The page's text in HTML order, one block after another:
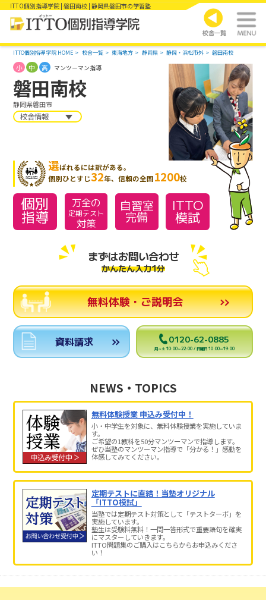
ITTO個別指導学院 | 磐田南校 | 静岡県磐田市の学習塾
ITTO個別指導学院 HOME 校舎一覧 東海地方 静岡県 静岡・浜松市外 磐田南校
磐田南校
静岡県磐田市
小 中 高 マンツーマン指導
校舎情報
選ばれるには訳がある。
個別ひとすじ32年、信頼の全国1200校
個別
指導
万全の
定期テスト
対策
自習室
完備
ITTO
模試
まずはお問い合わせ
かんたん入力1分
無料体験・ご説明会
資料請求 0120-62-0885
月～土 10:00～22:00 / 日曜日 10:00～19:00
NEWS・TOPICS
無料体験授業 申込み受付中！
小・中学生を対象に、無料体験授業を実施していま
す。
ご希望の1教科を50分マンツーマンで指導します。
ぜひ当塾のマンツーマン指導で「分かる！」感動を
体感してみてください。
定期テストに直結！当塾オリジナル
「ITTO模試」
当塾では定期テスト対策として「テストターボ」を
実施しています。
塾生は受験料無料！一問一答形式で重要語句を確実
にマスターしていきます。
ITTO問題集のご購入はこちらからお申込みくださ
い！